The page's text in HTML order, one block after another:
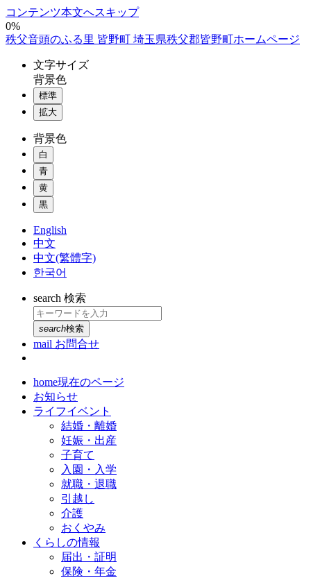
コンテンツ本文へスキップ
0%
秩父音頭のふる里 皆野町 埼玉県秩父郡皆野町ホームページ
文字サイズ
背景色
標準
拡大
背景色
白
青
黄
黒
English
中文
中文(繁體字)
한국어
search 検索
search検索
mail お問合せ
home現在のページ
お知らせ
ライフイベント
結婚・離婚
妊娠・出産
子育て
入園・入学
就職・退職
引越し
介護
おくやみ
くらしの情報
届出・証明
保険・年金